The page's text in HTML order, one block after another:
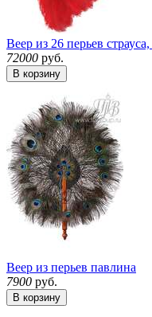
Веер из 26 перьев
72000 руб.
В корзину
Веер из перьев павлина
7900 руб.
В корзину